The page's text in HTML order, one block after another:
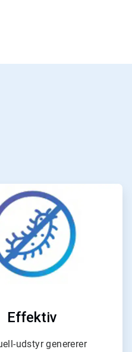
ArticleTile
4
af
4
Effektiv
udstyr genererer